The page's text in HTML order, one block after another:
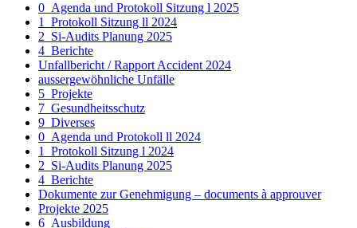
0_Agenda und Protokoll Sitzung l 2025
1_Protokoll Sitzung ll 2024
2_Si-Audits Planung 2025
4_Berichte
Unfallbericht / Rapport Accident 2024
aussergewöhnliche Unfälle
5_Projekte
7_Gesundheitsschutz
9_Diverses
0_Agenda und Protokoll ll 2024
1_Protokoll Sitzung l 2024
2_Si-Audits Planung 2025
4_Berichte
Dokumente zur Genehmigung – documents à approuver
Projekte 2025
6_Ausbildung